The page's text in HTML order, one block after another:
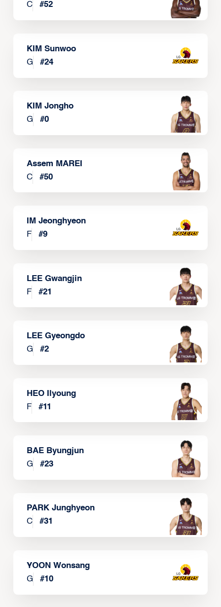
C
#52
KIM Sunwoo
G
#24
KIM Jongho
G
#0
Assem MAREI
C
#50
IM Jeonghyeon
F
#9
LEE Gwangjin
F
#21
LEE Gyeongdo
G
#2
HEO Ilyoung
F
#11
BAE Byungjun
G
#23
PARK Junghyeon
C
#31
YOON Wonsang
G
#10